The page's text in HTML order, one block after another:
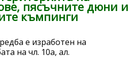
пясъчните дюни и
къмпинги
е изработен на
на чл. 10а, ал.